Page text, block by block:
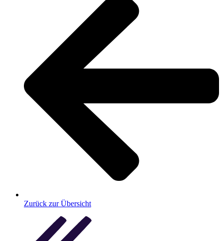
Zurück zur Übersicht